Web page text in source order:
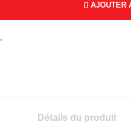
AJOUTER
Détails du produit